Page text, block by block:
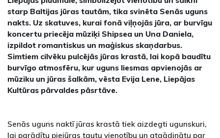
starp Baltijas jūras tautām, tika svinēta Senās uguns
nakts. Uz skatuves, kurai fonā viļņojās jūra, ar burvīgu
koncertu priecēja mūziķi Shipsea un Una Daniela,
izpildot romantiskus un maģiskus skaņdarbus.
Simtiem cilvēku pulcējās jūras krastā, lai kopā baudītu
burvīgo atmosfēru, kur uguns liesmas apvienojās ar
mūziku un jūras šalkām, vēsta Evija Lene, Liepājas
Kultūras pārvaldes pāsrtāve.
Senās uguns naktī jūras krastā tiek aizdegti ugunskuri,
lai parādītu piejūras tautu vienotību un atgādinātu par